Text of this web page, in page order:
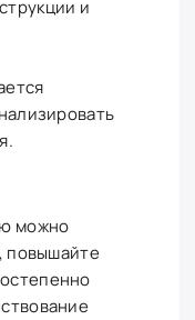
и
можно
повышайте